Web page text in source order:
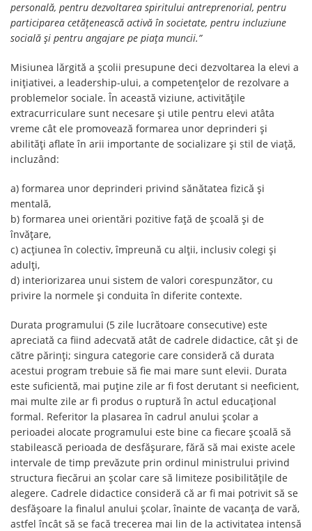
personală, pentru dezvoltarea spiritului antreprenorial, pentru
participarea cetăţenească activă în societate, pentru incluziune
socială şi pentru angajare pe piaţa muncii.”
Misiunea lărgită a şcolii presupune deci dezvoltarea la elevi a
iniţiativei, a leadership-ului, a competenţelor de rezolvare a
problemelor sociale. În această viziune, activităţile
extracurriculare sunt necesare şi utile pentru elevi atâta
vreme cât ele promovează formarea unor deprinderi şi
abilităţi aflate în arii importante de socializare şi stil de viaţă,
incluzând:
a) formarea unor deprinderi privind sănătatea fizică şi
mentală,
b) formarea unei orientări pozitive faţă de şcoală şi de
învăţare,
c) acţiunea în colectiv, împreună cu alţii, inclusiv colegi şi
adulţi,
d) interiorizarea unui sistem de valori corespunzător, cu
privire la normele şi conduita în diferite contexte.
Durata programului (5 zile lucrătoare consecutive) este
apreciată ca fiind adecvată atât de cadrele didactice, cât și de
către părinți; singura categorie care consideră că durata
acestui program trebuie să fie mai mare sunt elevii. Durata
este suficientă, mai puține zile ar fi fost derutant si neeficient,
mai multe zile ar fi produs o ruptură în actul educațional
formal. Referitor la plasarea în cadrul anului școlar a
perioadei alocate programului este bine ca fiecare școală să
stabilească perioada de desfășurare, fără să mai existe acele
intervale de timp prevăzute prin ordinul ministrului privind
structura fiecărui an școlar care să limiteze posibilitățile de
alegere. Cadrele didactice consideră că ar fi mai potrivit să se
desfășoare la finalul anului școlar, înainte de vacanța de vară,
astfel încât să se facă trecerea mai lin de la activitatea intensă